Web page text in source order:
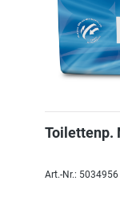
Toilettenp.
Art.-Nr.: 5034956